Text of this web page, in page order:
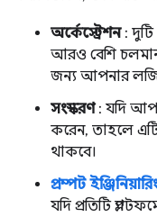
অর্কেস্ট্রেশন: দুটি
আরও বেশি চলমান
জন্য আপনার
সংস্করণ: যদি
করেন, তাহলে
থাকবে।
প্রম্পট
যদি প্রতিটি